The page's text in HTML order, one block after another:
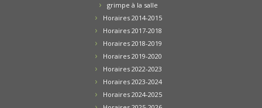
grimpe à la salle
Horaires 2014-2015
Horaires 2017-2018
Horaires 2018-2019
Horaires 2019-2020
Horaires 2022-2023
Horaires 2023-2024
Horaires 2024-2025